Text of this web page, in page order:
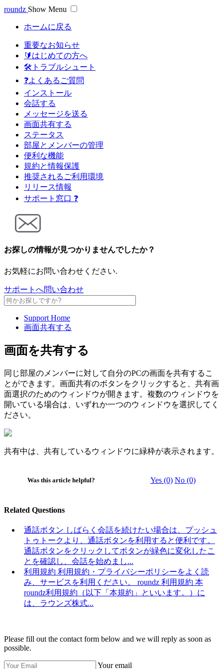
roundz Show Menu
ホームに戻る
重要なお知らせ
🔰はじめての方へ
🛠トラブルシュート
❓よくあるご質問
インストール
会話する
メッセージを送る
画面共有する
ステータス
部屋とメンバーの管理
便利な機能
規約と情報保護
推奨されるご利用環境
リリース情報
サポート窓口 ❓
お探しの情報が見つかりませんでしたか？
お気軽にお問い合わせください.
サポートへ問い合わせ
Support Home
画面共有する
画面を共有する
同じ部屋のメンバーに対して自分のPCの画面を共有するこ
とができます。画面共有のボタンをクリックすると、共有画
面選択のためのウィンドウが開きます。複数のウィンドウを
開いている場合は、いずれか一つのウィンドウを選択してく
ださい。
共有中は、共有しているウィンドウに緑枠が表示されます。
Was this article helpful? Yes (0) No (0)
Related Questions
通話ボタン しばらく会話を続けたい場合は、プッシュ
トゥトークより、通話ボタンを利用すると便利です。
通話ボタンをクリックしてボタンが緑色に変化したこ
とを確認し、会話を始めまし...
利用規約 利用規約・プライバシーポリシーをよく読
み、サービスを利用ください。 roundz 利用規約 本
roundz利用規約（以下「本規約」といいます。）に
は、ラウンズ株式...
Please fill out the contact form below and we will reply as soon as
possible.
Your email